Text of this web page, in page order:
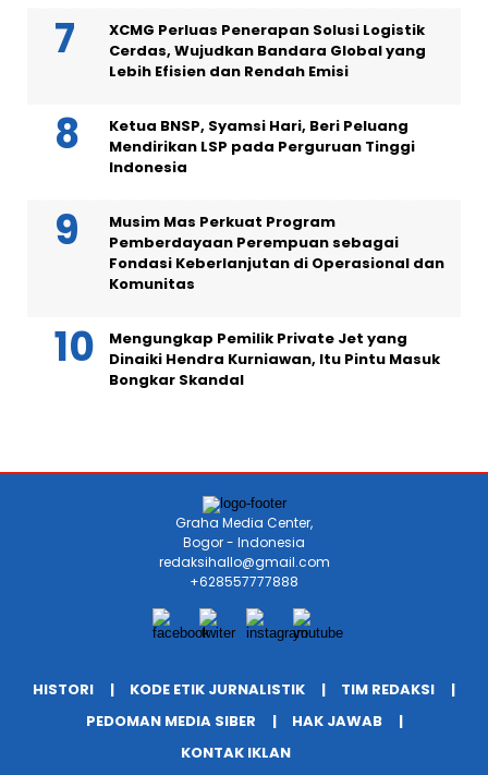
XCMG Perluas Penerapan Solusi Logistik
Cerdas, Wujudkan Bandara Global yang
Lebih Efisien dan Rendah Emisi
Ketua BNSP, Syamsi Hari, Beri Peluang
Mendirikan LSP pada Perguruan Tinggi
Indonesia
Musim Mas Perkuat Program
Pemberdayaan Perempuan sebagai
Fondasi Keberlanjutan di Operasional dan
Komunitas
Mengungkap Pemilik Private Jet yang
Dinaiki Hendra Kurniawan, Itu Pintu Masuk
Bongkar Skandal
Graha Media Center,
Bogor - Indonesia
redaksihallo@gmail.com
+628557777888
HISTORI KODE ETIK JURNALISTIK
TIM REDAKSI
PEDOMAN MEDIA SIBER
HAK JAWAB
KONTAK IKLAN